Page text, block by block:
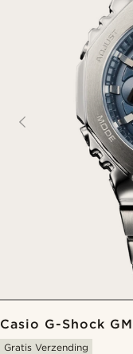
Casio G-Shock
Gratis Verzending